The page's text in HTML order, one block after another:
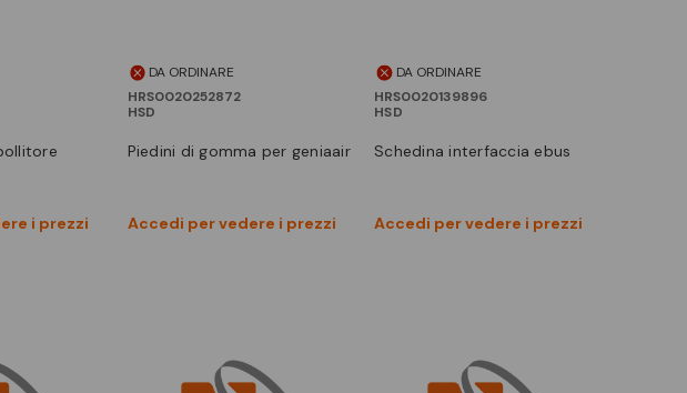
i prezzi
DA ORDINARE
HRS0020252872
HSD
piedini di gomma per geniaair
Accedi per vedere i prezzi
Confronta
DA ORDINARE
HRS0020139896
HSD
schedina interfaccia ebus
Accedi per vedere i prezzi
Confronta